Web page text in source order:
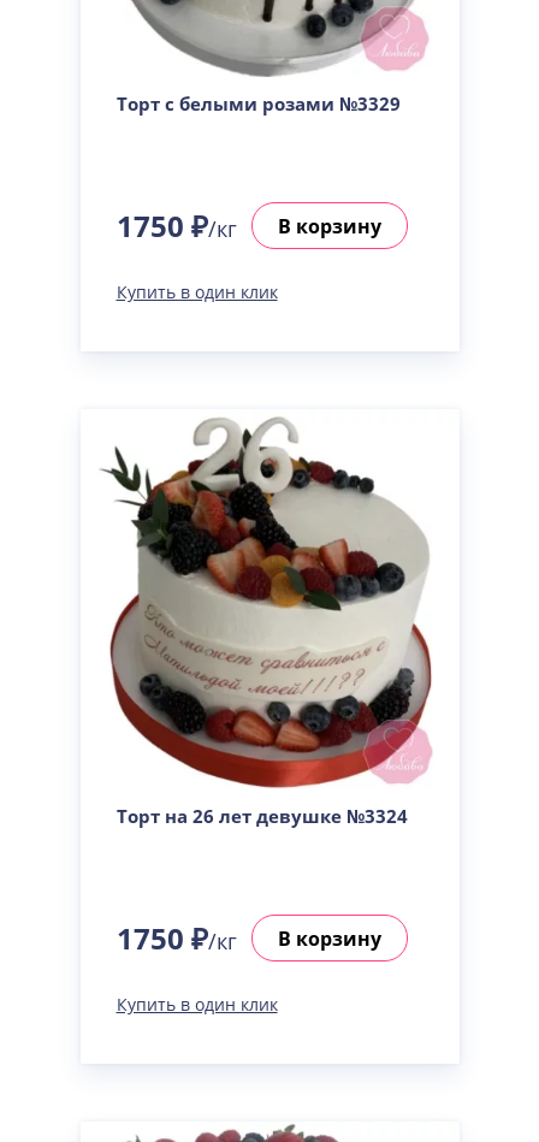
Торт с белыми розами №3329
1750 ₽/кг В корзину
Купить в один клик
Торт на 26 лет девушке №3324
1750 ₽/кг В корзину
Купить в один клик